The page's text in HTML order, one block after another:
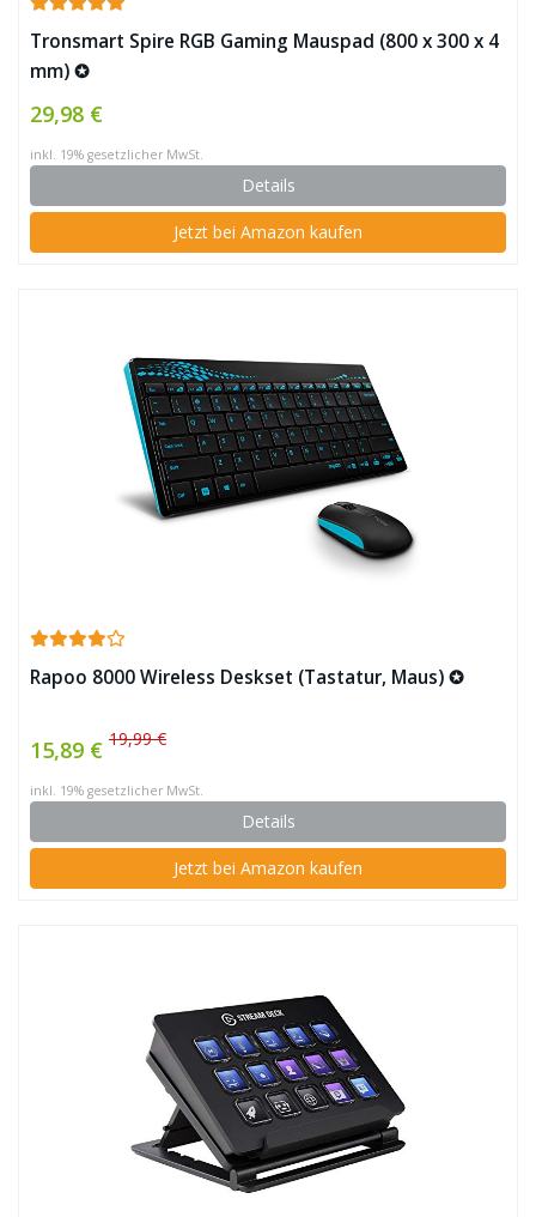
Tronsmart Spire RGB Gaming Mauspad (800 x 300 x 4
mm) ✪
29,98 €
inkl. 19% gesetzlicher MwSt.
Details
Jetzt bei Amazon kaufen
Rapoo 8000 Wireless Deskset (Tastatur, Maus) ✪
15,89 € 19,99 €
inkl. 19% gesetzlicher MwSt.
Details
Jetzt bei Amazon kaufen